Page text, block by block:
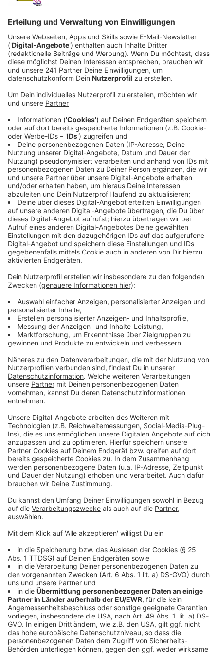
Anzeige
Ursprüngliche Variante nicht umsetzbar
Nach vielen Jahren Diskussionen stand der Umbau der
B8 in Küppersteg jetzt wieder auf der Tagesordnung
im Rat. Die ursprünglich geplante ebenerdige Lösung
mit nur einer Spur über dem Kreisverkehr ist laut
aktueller Verkehrsprüfung nicht machbar. Dafür ist die
Verkehrsbelastung auf der wichtigen Verbindung in
Leverkusen zu hoch.
Anzeige
Neue Planung auf Basis von 2019
Anzeige
Die Stadt arbeitet jetzt auf Grundlage des
Baubeschlusses von 2019 an einer überarbeiteten
Planung. Vorgesehen sind unter anderem ein Umbau
des Kreisverkehrs, eine neue Brücke, angepasste
Fahrspuren, mehr Grünflächen und moderne
Beleuchtung. Außerdem soll der bisherige
Unfallschwerpunkt deutlich entschärft werden. Wann
der Umbau der B8 in Leverkusen tatsächlich startet,
hängt von der finalen Beschlussvorlage und der
Freigabe der Haushaltsmittel ab.
Anzeige
Weitere Meldungen aus Leverkusen
Anzeige
Wupsi wird am Freitag und Samstag bestreikt
Bergisch Neukirchen
Leverkusen: Keine Kita in Hitdorf
Anzeige
Anzeige